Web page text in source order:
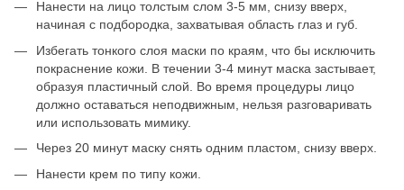
Нанести на лицо толстым слом 3-5 мм, снизу вверх,
начиная с подбородка, захватывая область глаз и губ.
Избегать тонкого слоя маски по краям, что бы исключить
покраснение кожи. В течении 3-4 минут маска застывает,
образуя пластичный слой. Во время процедуры лицо
должно оставаться неподвижным, нельзя разговаривать
или использовать мимику.
Через 20 минут маску снять одним пластом, снизу вверх.
Нанести крем по типу кожи.